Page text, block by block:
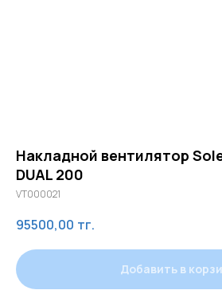
Накладной вентилятор
DUAL 200
VT000021
95500,00 тг.
Добавить в